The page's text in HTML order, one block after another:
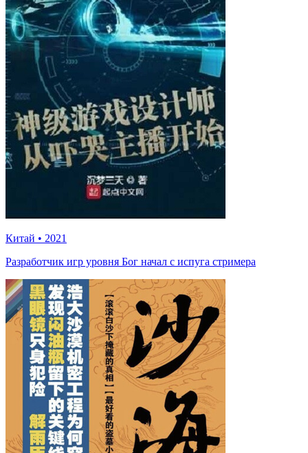
Китай • 2021
Разработчик игр уровня Бог начал с испуга стримера